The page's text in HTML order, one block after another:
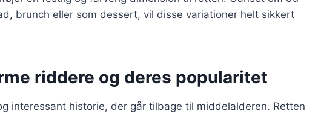
brunch eller som dessert, vil disse variationer helt sikkert
riddere og deres popularitet
interessant historie, der går tilbage til middelalderen. Retten